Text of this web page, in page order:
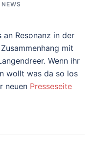
NEWS
Resonanz in der
mit
Wenn ihr
wollt was da so los
neuen Presseseite